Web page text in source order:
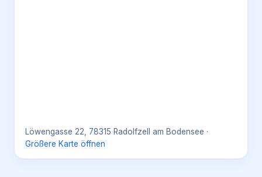
Löwengasse 22, 78315 Radolfzell am Bodensee ·
Größere Karte öffnen